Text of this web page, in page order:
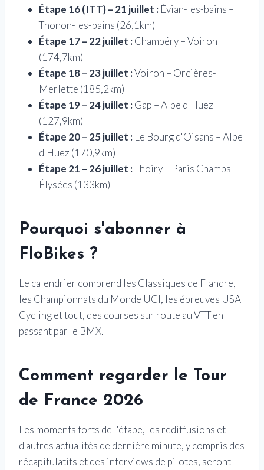
Étape 16 (ITT) – 21 juillet : Évian-les-bains –
Thonon-les-bains (26,1km)
Étape 17 – 22 juillet :Chambéry – Voiron
(174,7km)
Étape 18 – 23 juillet :Voiron – Orcières-
Merlette (185,2km)
Étape 19 – 24 juillet :Gap – Alpe d'Huez
(127,9km)
Étape 20 – 25 juillet : Le Bourg d'Oisans – Alpe
d'Huez (170,9km)
Étape 21 – 26 juillet :Thoiry – Paris Champs-
Élysées (133km)
Pourquoi s'abonner à
FloBikes ?
Le calendrier comprend les Classiques de Flandre,
les Championnats du Monde UCI, les épreuves USA
Cycling et tout, des courses sur route au VTT en
passant par le BMX.
Comment regarder le Tour
de France 2026
Les moments forts de l'étape, les rediffusions et
d'autres actualités de dernière minute, y compris des
récapitulatifs et des interviews de pilotes, seront